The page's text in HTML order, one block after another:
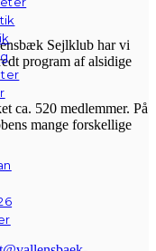
Sejlklub har vi
program af alsidige
ca. 520 medlemmer. På
mange forskellige